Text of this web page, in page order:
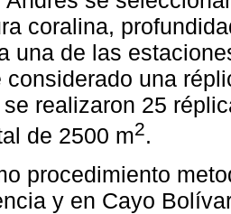
coralina,
una de las
considerado una
realizaron 25
de 2500 m2.
procedimiento
y en Cayo